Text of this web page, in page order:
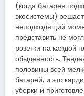
(когда батарея
экосистемы)
неподходящий
представить не
розетки на каждой
обыденность.
половины всей
батарей, и это
уборки и